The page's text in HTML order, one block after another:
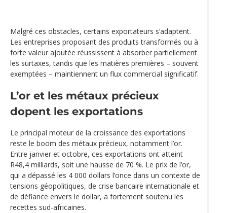
Malgré ces obstacles, certains exportateurs s’adaptent.
Les entreprises proposant des produits transformés ou à
forte valeur ajoutée réussissent à absorber partiellement
les surtaxes, tandis que les matières premières – souvent
exemptées – maintiennent un flux commercial significatif.
L’or et les métaux précieux
dopent les exportations
Le principal moteur de la croissance des exportations
reste le boom des métaux précieux, notamment l’or.
Entre janvier et octobre, ces exportations ont atteint
R48,4 milliards, soit une hausse de 70 %. Le prix de l’or,
qui a dépassé les 4 000 dollars l’once dans un contexte de
tensions géopolitiques, de crise bancaire internationale et
de défiance envers le dollar, a fortement soutenu les
recettes sud-africaines.